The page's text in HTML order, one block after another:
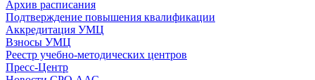
Архив расписания
Подтверждение повышения квалификации
Аккредитация УМЦ
Взносы УМЦ
Реестр учебно-методических центров
Пресс-Центр